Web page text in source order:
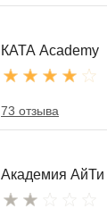
КАТА Academy
73 отзыва
Академия АйТи